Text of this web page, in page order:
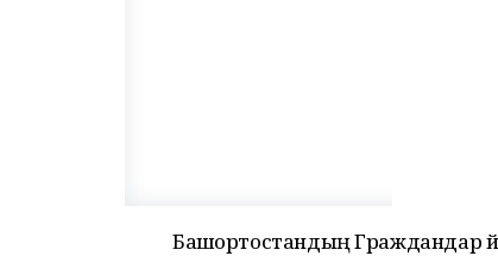
Башҡортостандың Граждандар